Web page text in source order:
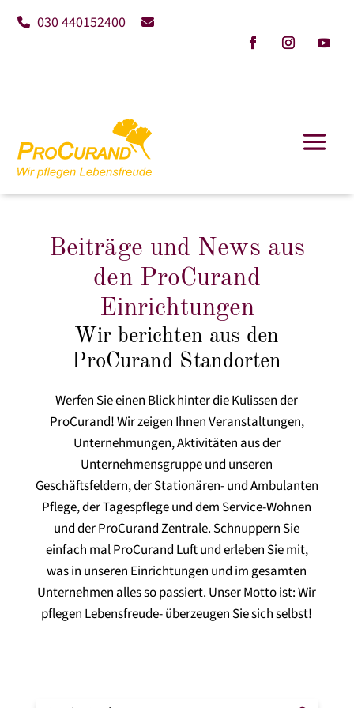
030 440152400
Beiträge und News aus
den ProCurand
Einrichtungen
Wir berichten aus den
ProCurand Standorten
Werfen Sie einen Blick hinter die Kulissen der
ProCurand! Wir zeigen Ihnen Veranstaltungen,
Unternehmungen, Aktivitäten aus der
Unternehmensgruppe und unseren
Geschäftsfeldern, der Stationären- und Ambulanten
Pflege, der Tagespflege und dem Service-Wohnen
und der ProCurand Zentrale. Schnuppern Sie
einfach mal ProCurand Luft und erleben Sie mit,
was in unseren Einrichtungen und im gesamten
Unternehmen alles so passiert. Unser Motto ist: Wir
pflegen Lebensfreude- überzeugen Sie sich selbst!